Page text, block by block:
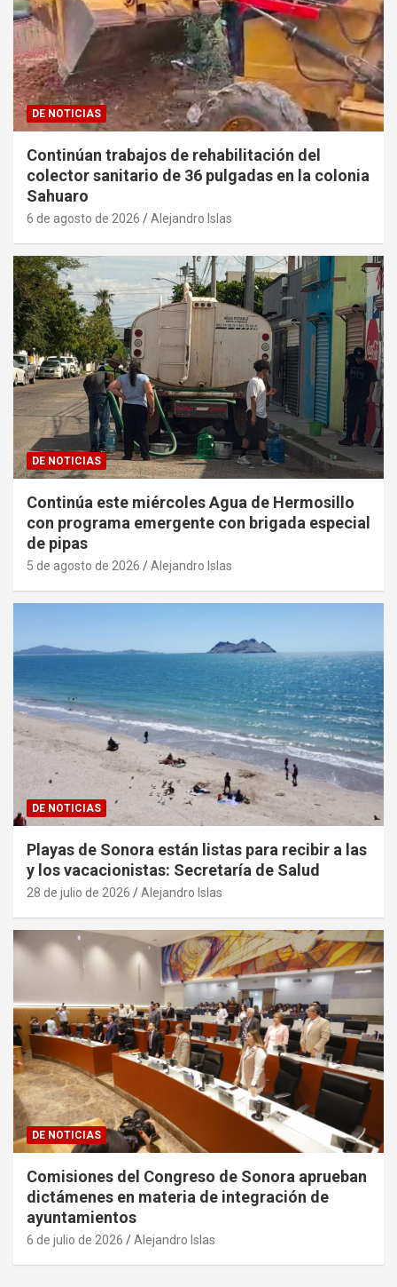
DE NOTICIAS
Continúan trabajos de rehabilitación del
colector sanitario de 36 pulgadas en la colonia
Sahuaro
6 de agosto de 2026 Alejandro Islas
DE NOTICIAS
Continúa este miércoles Agua de Hermosillo
con programa emergente con brigada especial
de pipas
5 de agosto de 2026 Alejandro Islas
DE NOTICIAS
Playas de Sonora están listas para recibir a las
y los vacacionistas: Secretaría de Salud
28 de julio de 2026 Alejandro Islas
DE NOTICIAS
Comisiones del Congreso de Sonora aprueban
dictámenes en materia de integración de
ayuntamientos
6 de julio de 2026 Alejandro Islas